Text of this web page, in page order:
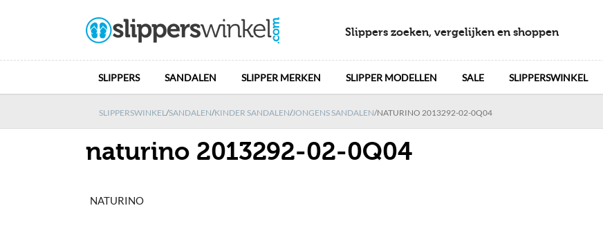
Slippers zoeken, vergelijken en shoppen
SLIPPERS SANDALEN SLIPPER MERKEN SLIPPER MODELLEN SALE SLIPPERSWINKEL
SLIPPERSWINKEL/SANDALEN/KINDER SANDALEN/JONGENS SANDALEN/NATURINO 2013292-02-0Q04
naturino 2013292-02-0Q04
NATURINO